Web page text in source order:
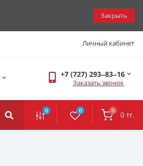
Закрыть
Личный кабинет
+7 (727) 293‒83‒16
Заказать звонок
0 0 0 0 тг.